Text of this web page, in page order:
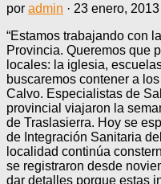
por admin · 23 enero, 2013
“Estamos trabajando con
Provincia. Queremos que
locales: la iglesia,
buscaremos contener a
Calvo. Especialistas de
provincial viajaron la
de Traslasierra. Hoy se
de Integración Sanitaria
localidad continúa
se registraron desde
dar detalles porque estas